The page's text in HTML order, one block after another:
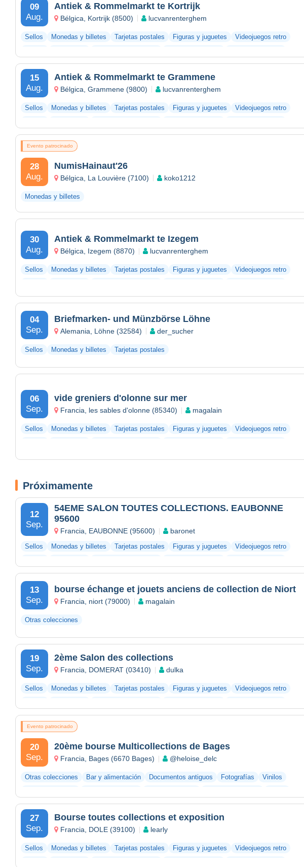
09
Aug.
Antiek & Rommelmarkt te Kortrijk
Bélgica, Kortrijk (8500) lucvanrenterghem
Sellos Monedas y billetes Tarjetas postales Figuras y juguetes
Videojuegos retro
15
Aug.
Antiek & Rommelmarkt te Grammene
Bélgica, Grammene (9800) lucvanrenterghem
Sellos Monedas y billetes Tarjetas postales Figuras y juguetes
Videojuegos retro
Evento patrocinado
28
Aug.
NumisHainaut'26
Bélgica, La Louvière (7100) koko1212
Monedas y billetes
30
Aug.
Antiek & Rommelmarkt te Izegem
Bélgica, Izegem (8870) lucvanrenterghem
Sellos Monedas y billetes Tarjetas postales Figuras y juguetes
Videojuegos retro
04
Sep.
Briefmarken- und Münzbörse Löhne
Alemania, Löhne (32584) der_sucher
Sellos Monedas y billetes Tarjetas postales
06
Sep.
vide greniers d'olonne sur mer
Francia, les sables d'olonne (85340) magalain
Sellos Monedas y billetes Tarjetas postales Figuras y juguetes
Videojuegos retro
Próximamente
12
Sep.
54EME SALON TOUTES COLLECTIONS. EAUBONNE
95600
Francia, EAUBONNE (95600) baronet
Sellos Monedas y billetes Tarjetas postales Figuras y juguetes
Videojuegos retro
13
Sep.
bourse échange et jouets anciens de collection de Niort
Francia, niort (79000) magalain
Otras colecciones
19
Sep.
2ème Salon des collections
Francia, DOMERAT (03410) dulka
Sellos Monedas y billetes Tarjetas postales Figuras y juguetes
Videojuegos retro
Evento patrocinado
20
Sep.
20ème bourse Multicollections de Bages
Francia, Bages (6670 Bages) @heloise_delc
Otras colecciones Bar y alimentación Documentos antiguos Fotografías
Vinilos
27
Sep.
Bourse toutes collections et exposition
Francia, DOLE (39100) learly
Sellos Monedas y billetes Tarjetas postales Figuras y juguetes
Videojuegos retro